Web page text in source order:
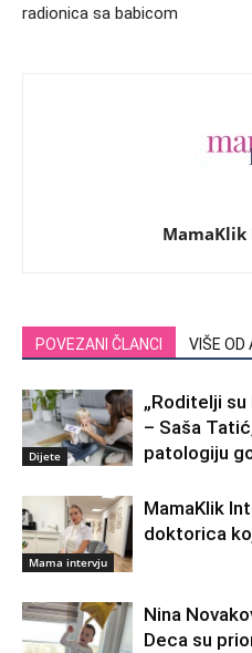
radionica sa babicom
MamaKlik
POVEZANI ČLANCI VIŠE OD
Dijete
„Roditelji
– Saša
patologiju
Mama intervju
MamaKlik
doktorica
Nina
Deca su